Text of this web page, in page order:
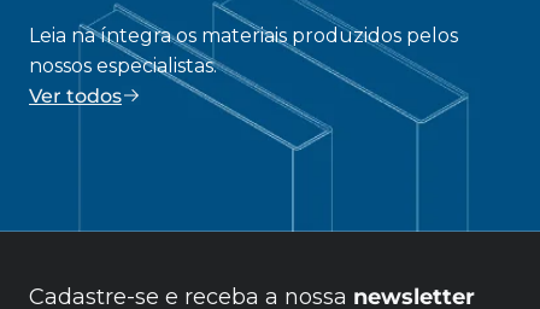
Leia na íntegra os materiais produzidos pelos
nossos especialistas.
Ver todos
Cadastre-se e receba a nossa newsletter